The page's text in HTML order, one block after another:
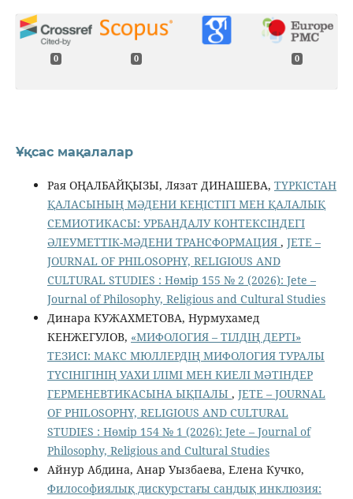
0 0 0
Ұқсас мақалалар
Рая ОҢАЛБАЙҚЫЗЫ, Лязат ДИНАШЕВА, ТҮРКІСТАН
ҚАЛАСЫНЫҢ МӘДЕНИ КЕҢІСТІГІ МЕН ҚАЛАЛЫҚ
СЕМИОТИКАСЫ: УРБАНДАЛУ КОНТЕКСІНДЕГІ
ӘЛЕУМЕТТІК-МӘДЕНИ ТРАНСФОРМАЦИЯ , JETE –
JОURNAL OF PHILOSOPHY, RELIGIOUS AND
CULTURAL STUDIES : Нөмір 155 № 2 (2026): Jete –
Jоurnal of Philosophy, Religious аnd Cultural Studies
Динара КУЖАХМЕТОВА, Нурмухамед
КЕНЖЕГУЛОВ, «МИФОЛОГИЯ – ТІЛДІҢ ДЕРТІ»
ТЕЗИСІ: МАКС МЮЛЛЕРДІҢ МИФОЛОГИЯ ТУРАЛЫ
ТҮСІНІГІНІҢ УАХИ ІЛІМІ МЕН КИЕЛІ МӘТІНДЕР
ГЕРМЕНЕВТИКАСЫНА ЫҚПАЛЫ , JETE – JОURNAL
OF PHILOSOPHY, RELIGIOUS AND CULTURAL
STUDIES : Нөмір 154 № 1 (2026): Jete – Jоurnal of
Philosophy, Religious аnd Cultural Studies
Айнур Абдина, Анар Уызбаева, Елена Кучко,
Философиялық дискурстағы сандық инклюзия: